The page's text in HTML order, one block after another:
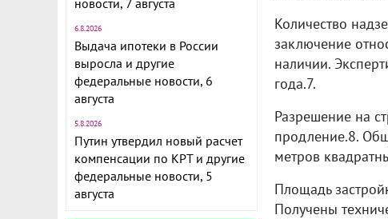
новости, 7 августа
6.8.2026
Выдача ипотеки в России
выросла и другие
федеральные новости, 6
августа
5.8.2026
Путин утвердил новый расчет
компенсации по КРТ и другие
федеральные новости, 5
августа
Количество
заключение
наличии.
года.7.
Разрешение на
продление.8.
метров
Площадь
Получены